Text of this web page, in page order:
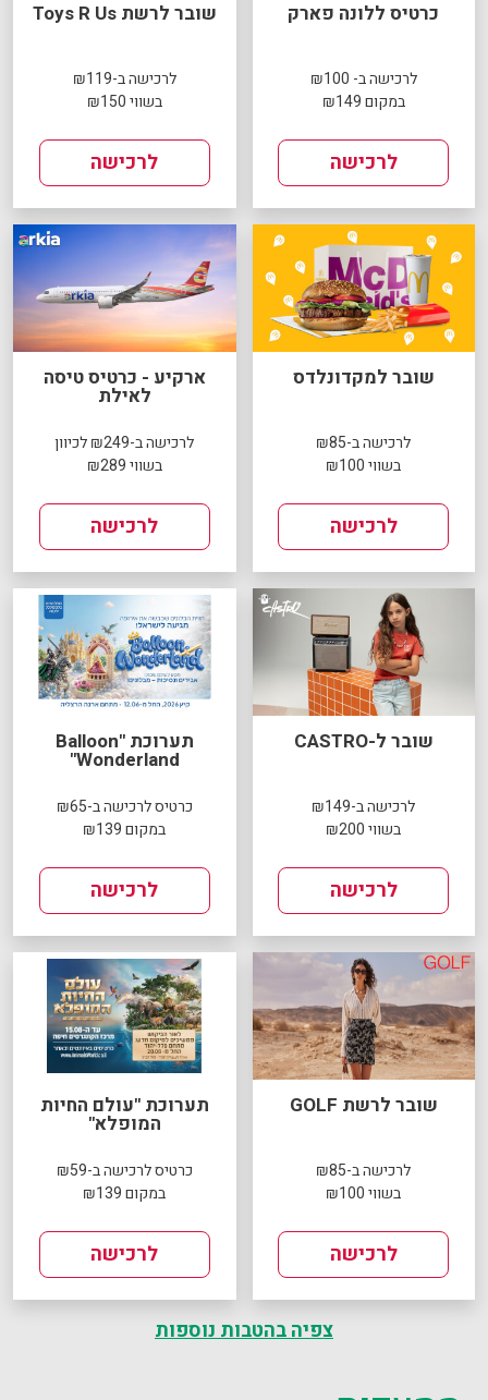
כרטיס ללונה פארק
לרכישה ב- ₪100
במקום ₪149
לרכישה
שובר לרשת Toys R Us
לרכישה ב-₪119
בשווי ₪150
לרכישה
שובר למקדונלדס
לרכישה ב-₪85
בשווי ₪100
לרכישה
ארקיע - כרטיס טיסה
לאילת
לרכישה ב-₪249 לכיוון
בשווי ₪289
לרכישה
שובר ל-CASTRO
לרכישה ב-₪149
בשווי ₪200
לרכישה
תערוכת "Balloon
Wonderland"
כרטיס לרכישה ב-₪65
במקום ₪139
לרכישה
שובר לרשת GOLF
לרכישה ב-₪85
בשווי ₪100
לרכישה
תערוכת "עולם החיות
המופלא"
כרטיס לרכישה ב-₪59
במקום ₪139
לרכישה
צפיה בהטבות נוספות